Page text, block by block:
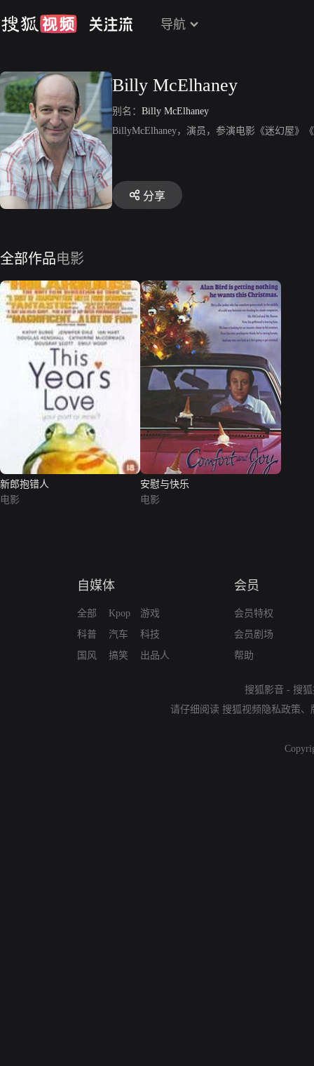
导航
Billy McElhaney
别名： Billy McElhaney
BillyMcElhaney，演员，参演电影《迷幻屋》
分享
全部作品电影
新郎抱错人
电影
安慰与快乐
电影
自媒体
全部
科普
国风
Kpop
汽车
搞笑
游戏
科技
出品人
会员
会员特权
会员剧场
帮助
搜狐影音 - 搜
请仔细阅读 搜狐视频隐私政策、